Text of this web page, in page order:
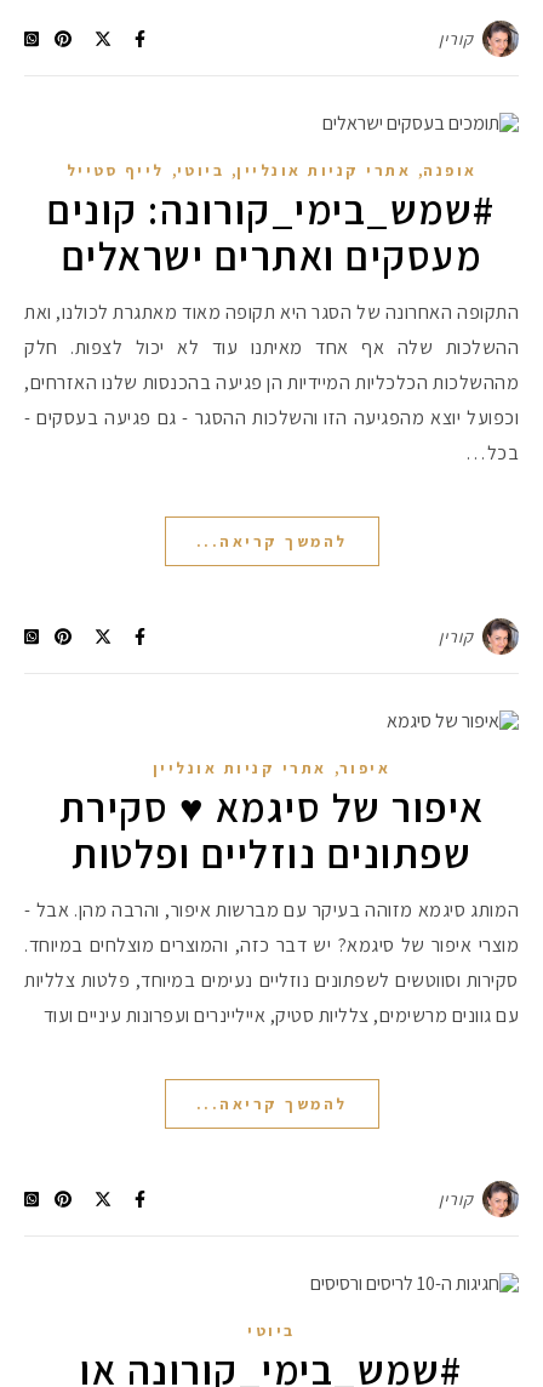
קורין
אופנה, אתרי קניות אונליין, ביוטי, לייף סטייל
#שמש_בימי_קורונה: קונים
מעסקים ואתרים ישראלים
התקופה האחרונה של הסגר היא תקופה מאוד מאתגרת לכולנו, ואת
ההשלכות שלה אף אחד מאיתנו עוד לא יכול לצפות. חלק
מההשלכות הכלכליות המיידיות הן פגיעה בהכנסות שלנו האזרחים,
וכפועל יוצא מהפגיעה הזו והשלכות ההסגר - גם פגיעה בעסקים -
בכל…
להמשך קריאה...
קורין
איפור, אתרי קניות אונליין
איפור של סיגמא ♥ סקירת
שפתונים נוזליים ופלטות
המותג סיגמא מזוהה בעיקר עם מברשות איפור, והרבה מהן. אבל -
מוצרי איפור של סיגמא? יש דבר כזה, והמוצרים מוצלחים במיוחד.
סקירות וסווטשים לשפתונים נוזליים נעימים במיוחד, פלטות צלליות
עם גוונים מרשימים, צלליות סטיק, אייליינרים ועפרונות עיניים ועוד
להמשך קריאה...
קורין
ביוטי
#שמש_בימי_קורונה או